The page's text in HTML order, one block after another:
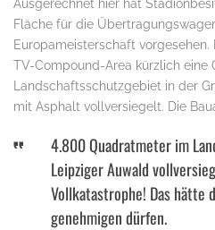
Ausgerechnet hier hat
Fläche für die
Europameisterschaft
TV-Compound-Area kürzlich eine
Landschaftsschutzgebiet in der
mit Asphalt vollversiegelt. Die
4.800 Quadratmeter im
Leipziger Auwald
Vollkatastrophe! Das hätte
genehmigen dürfen.